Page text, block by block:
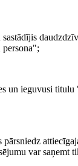
persona";
ieguvusi
var